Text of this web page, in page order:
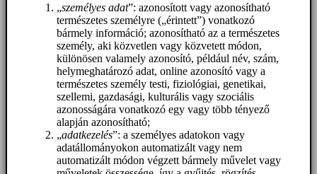
„személyes adat”: azonosított vagy azonosítható
természetes személyre („érintett”) vonatkozó
bármely információ; azonosítható az a természetes
személy, aki közvetlen vagy közvetett módon,
különösen valamely azonosító, például név, szám,
helymeghatározó adat, online azonosító vagy a
természetes személy testi, fiziológiai, genetikai,
szellemi, gazdasági, kulturális vagy szociális
azonosságára vonatkozó egy vagy több tényező
alapján azonosítható;
„adatkezelés”: a személyes adatokon vagy
adatállományokon automatizált vagy nem
automatizált módon végzett bármely művelet vagy